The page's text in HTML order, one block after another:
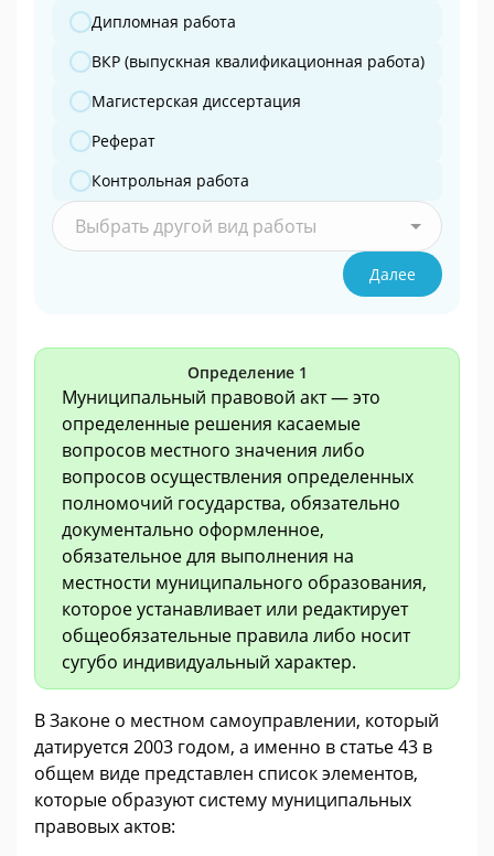
Дипломная работа
ВКР (выпускная квалификационная работа)
Магистерская диссертация
Реферат
Контрольная работа
Выбрать другой вид работы
Далее
Определение 1
Муниципальный правовой акт — это
определенные решения касаемые
вопросов местного значения либо
вопросов осуществления определенных
полномочий государства, обязательно
документально оформленное,
обязательное для выполнения на
местности муниципального образования,
которое устанавливает или редактирует
общеобязательные правила либо носит
сугубо индивидуальный характер.
В Законе о местном самоуправлении, который
датируется 2003 годом, а именно в статье 43 в
общем виде представлен список элементов,
которые образуют систему муниципальных
правовых актов: